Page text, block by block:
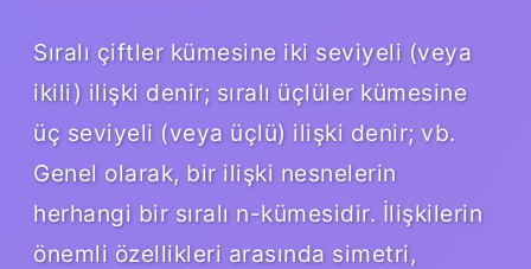
Sıralı çiftler kümesine iki seviyeli (veya
ikili) ilişki denir; sıralı üçlüler kümesine
üç seviyeli (veya üçlü) ilişki denir; vb.
Genel olarak, bir ilişki nesnelerin
herhangi bir sıralı n-kümesidir. İlişkilerin
önemli özellikleri arasında simetri,